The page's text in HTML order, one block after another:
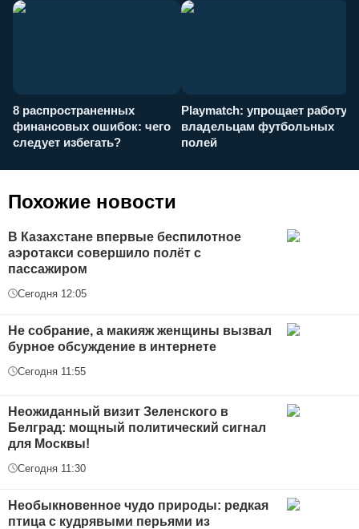
8 распространенных
финансовых ошибок: чего
следует избегать?
Playmatch: упрощает работу
владельцам футбольных
полей
Похожие новости
В Казахстане впервые беспилотное
аэротакси совершило полёт с
пассажиром
Сегодня 12:05
Не собрание, а макияж женщины вызвал
бурное обсуждение в интернете
Сегодня 11:55
Неожиданный визит Зеленского в
Белград: мощный политический сигнал
для Москвы!
Сегодня 11:30
Необыкновенное чудо природы: редкая
птица с кудрявыми перьями из